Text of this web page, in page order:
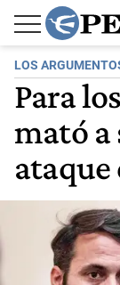
LOS
Para
mató a
ataque